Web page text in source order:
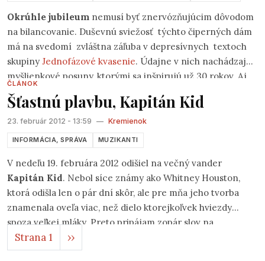
Okrúhle jubileum nemusí byť znervózňujúcim dôvodom
na bilancovanie. Duševnú sviežosť týchto čiperných dám
má na svedomí zvláštna záľuba v depresívnych textoch
skupinyJednofázové kvasenie. Údajne v nich nachádzajú
myšlienkové posuny, ktorými sa inšpirujú už 30 rokov. Aj
nápad využiť vo večernej garderóbe prvky dopravného
značenia pripisujú dievčatá vplyvu 1FQ.
ČLÁNOK
Šťastnú plavbu, Kapitán Kid
23. február 2012 - 13:59 — Kremienok
INFORMÁCIA, SPRÁVA MUZIKANTI
V nedeľu 19. februára 2012 odišiel na večný vander
Kapitán Kid. Nebol síce známy ako Whitney Houston,
ktorá odišla len o pár dní skôr, ale pre mňa jeho tvorba
znamenala oveľa viac, než dielo ktorejkoľvek hviezdy
spoza veľkej mláky. Preto pripájam zopár slov na
pripomenutie.
Stránkovanie
Strana 1 Ďalšia strana
››